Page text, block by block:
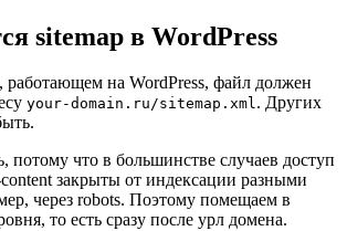
sitemap в WordPress
работающем на WordPress, файл должен
your-domain.ru/sitemap.xml. Других
потому что в большинстве случаев доступ
закрыты от индексации разными
через robots. Поэтому помещаем в
то есть сразу после урл домена.